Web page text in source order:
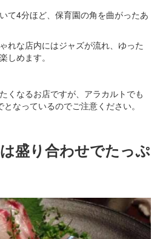
て4分ほど、保育園の角を曲がったあ
れな店内にはジャズが流れ、ゆった
しめます。
くなるお店ですが、アラカルトでも
なっているのでご注意ください。
盛り合わせでたっぷ